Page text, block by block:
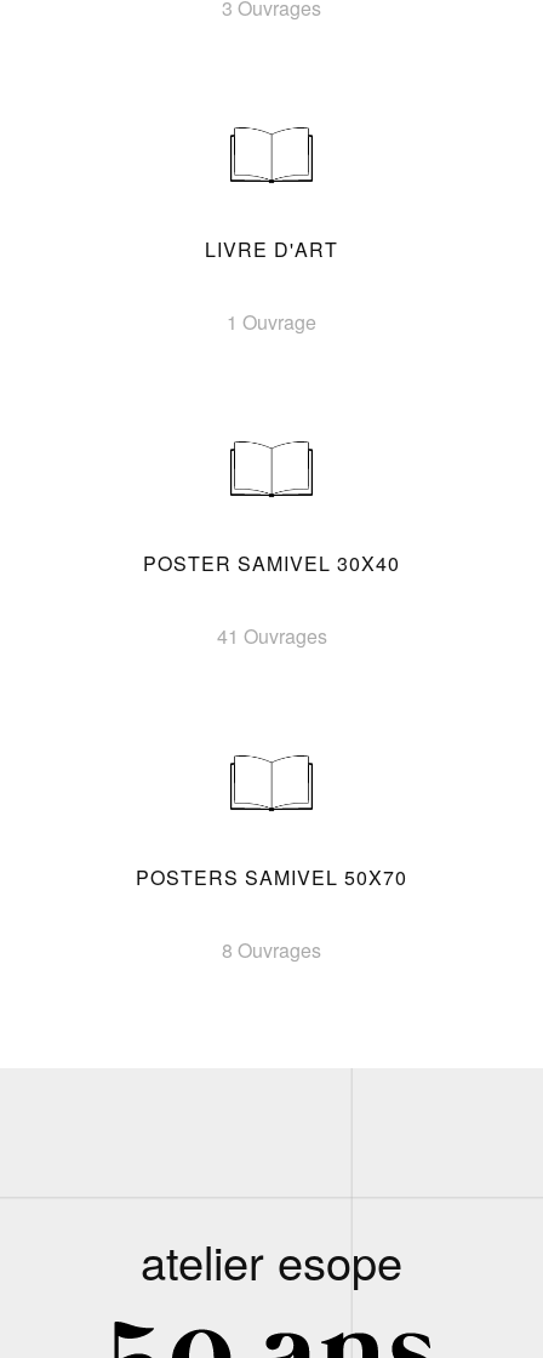
3 Ouvrages
LIVRE D'ART
1 Ouvrage
POSTER SAMIVEL 30X40
41 Ouvrages
POSTERS SAMIVEL 50X70
8 Ouvrages
atelier esope